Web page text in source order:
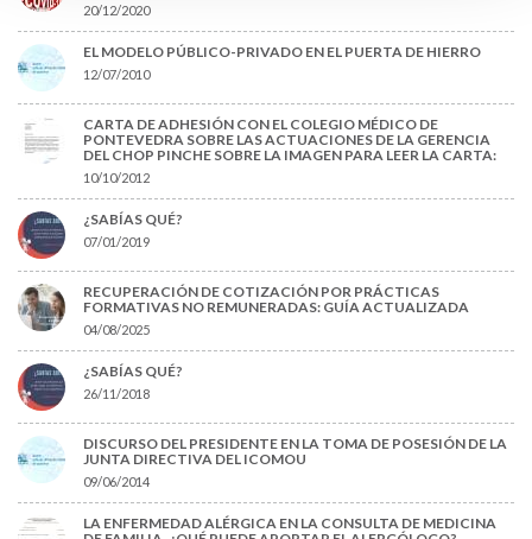
20/12/2020
EL MODELO PÚBLICO-PRIVADO EN EL PUERTA DE HIERRO
12/07/2010
CARTA DE ADHESIÓN CON EL COLEGIO MÉDICO DE
PONTEVEDRA SOBRE LAS ACTUACIONES DE LA GERENCIA
DEL CHOP PINCHE SOBRE LA IMAGEN PARA LEER LA CARTA:
10/10/2012
¿SABÍAS QUÉ?
07/01/2019
RECUPERACIÓN DE COTIZACIÓN POR PRÁCTICAS
FORMATIVAS NO REMUNERADAS: GUÍA ACTUALIZADA
04/08/2025
¿SABÍAS QUÉ?
26/11/2018
DISCURSO DEL PRESIDENTE EN LA TOMA DE POSESIÓN DE LA
JUNTA DIRECTIVA DEL ICOMOU
09/06/2014
LA ENFERMEDAD ALÉRGICA EN LA CONSULTA DE MEDICINA